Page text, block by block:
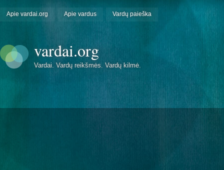
Apie vardai.org Apie vardus Vardų paieška
vardai.org
Vardai. Vardų reikšmės. Vardų kilmė.